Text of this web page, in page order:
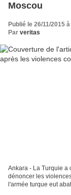
Moscou
Publié le 26/11/2015
Par veritas
Ankara - La Turquie a
dénoncer les
l'armée turque eut